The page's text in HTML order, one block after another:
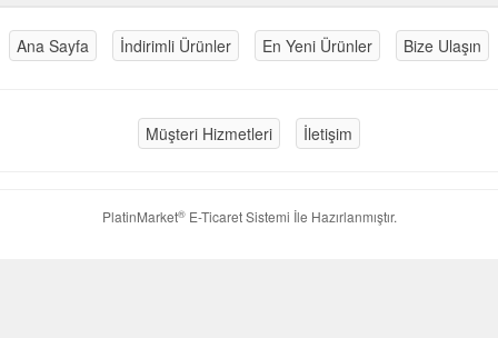
Ana Sayfa İndirimli Ürünler En Yeni Ürünler Bize Ulaşın
Müşteri Hizmetleri İletişim
PlatinMarket®E-Ticaret Sistemi İle Hazırlanmıştır.